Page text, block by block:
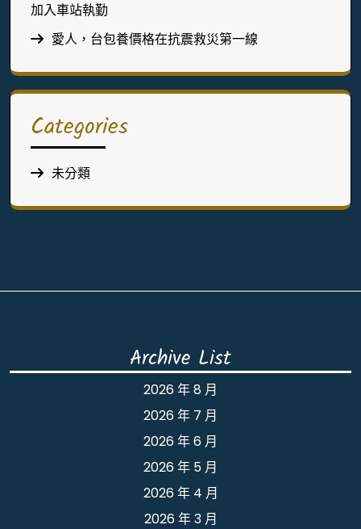
加入車站執勤
愛人，台包養價格在抗震救災第一線
Categories
未分類
Archive List
2026 年 8 月
2026 年 7 月
2026 年 6 月
2026 年 5 月
2026 年 4 月
2026 年 3 月